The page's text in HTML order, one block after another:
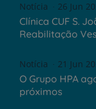
Notícia 26 Jun
Clínica CUF S.
Reabilitação
Notícia 21 Jun
O Grupo HPA
próximos